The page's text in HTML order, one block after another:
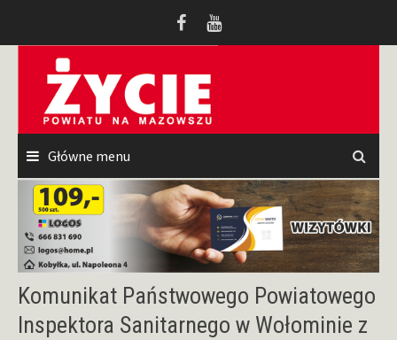
Główne menu
Komunikat Państwowego Powiatowego
Inspektora Sanitarnego w Wołominie z